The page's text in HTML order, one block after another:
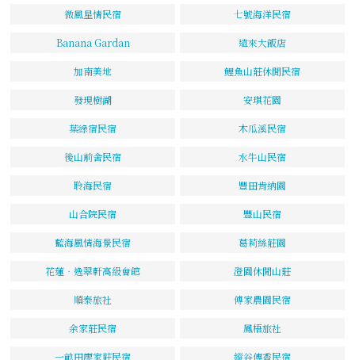
微風星情民宿 七號海洋民宿
Banana Gardan 遠來大飯店
加南美地 鯉魚山莊休閒民宿
發現樹湖 安琪花園
葉綠宿民宿 木瓜溪民宿
後山前舍民宿 水牛山民宿
聆海民宿 豐田肯納園
山合院民宿 豐山民宿
藍海風情海景民宿 葛莉絲莊園
花蓮‧逸翠軒高級會館 澄園休閒山莊
順泰旅社 傅家農園民宿
余家莊民宿 鳳梧旅社
一畝田廖家莊民宿 縱谷傳香民宿